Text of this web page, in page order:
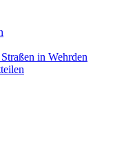
in Wehrden